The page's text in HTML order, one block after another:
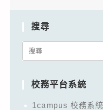
搜尋
Search
校務平台系統
1campus 校務系統